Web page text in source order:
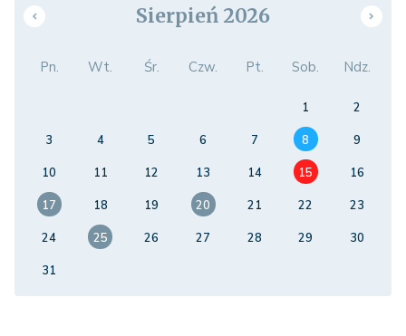
Sierpień 2026
Pn. Wt. Śr. Czw. Pt. Sob. Ndz.
1
2
3
4 5 6 7 8
9
10
11 12 13 14 15
16
17
18 19 20 21 22
23
24
25 26 27 28 29
30
31